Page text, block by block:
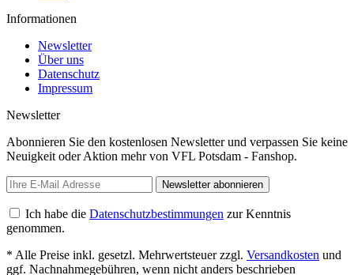
Informationen
Newsletter
Über uns
Datenschutz
Impressum
Newsletter
Abonnieren Sie den kostenlosen Newsletter und verpassen Sie keine
Neuigkeit oder Aktion mehr von VFL Potsdam - Fanshop.
Newsletter abonnieren
Ich habe die Datenschutzbestimmungen zur Kenntnis
genommen.
* Alle Preise inkl. gesetzl. Mehrwertsteuer zzgl. Versandkosten und
ggf. Nachnahmegebühren, wenn nicht anders beschrieben